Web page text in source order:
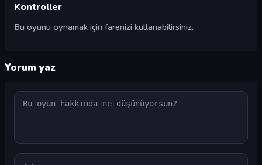
Kontroller
Bu oyunu oynamak için farenizi kullanabilirsiniz.
Yorum yaz
Yorum
Ad